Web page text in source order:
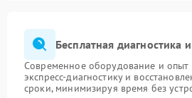
Бесплатная диагностика
Современное оборудование и опыт
экспресс-диагностику и
сроки, минимизируя время без